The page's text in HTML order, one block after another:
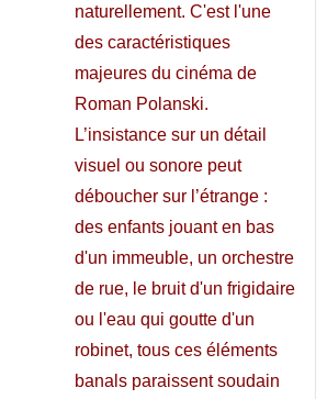
naturellement. C'est l'une
des caractéristiques
majeures du cinéma de
Roman Polanski.
L’insistance sur un détail
visuel ou sonore peut
déboucher sur l’étrange :
des enfants jouant en bas
d'un immeuble, un orchestre
de rue, le bruit d'un frigidaire
ou l'eau qui goutte d'un
robinet, tous ces éléments
banals paraissent soudain